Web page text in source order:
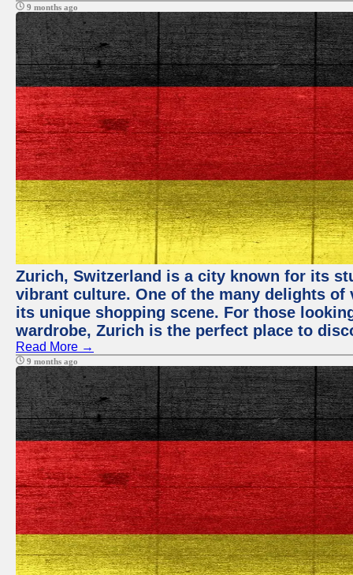
9 months ago
Zurich, Switzerland is a city known for its
vibrant culture. One of the many delights
its unique shopping scene. For those
wardrobe, Zurich is the perfect place to
Read More →
9 months ago